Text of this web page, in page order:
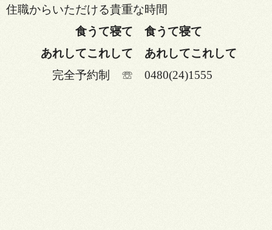
住職からいただける貴重な時間
食うて寝て 食うて寝て
あれしてこれして あれしてこれして
完全予約制 ☏ 0480(24)1555